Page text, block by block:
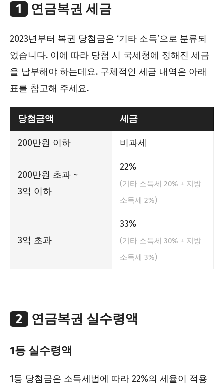
1 연금복권 세금
2023년부터 복권 당첨금은 ‘기타 소득’으로 분류되
었습니다. 이에 따라 당첨 시 국세청에 정해진 세금
을 납부해야 하는데요. 구체적인 세금 내역은 아래
표를 참고해 주세요.
당첨금액 세금
200만원 이하 비과세
200만원 초과 ~
3억 이하
22%
(기타 소득세 20% + 지방
소득세 2%)
3억 초과
33%
(기타 소득세 30% + 지방
소득세 3%)
2 연금복권 실수령액
1등 실수령액
1등 당첨금은 소득세법에 따라 22%의 세율이 적용